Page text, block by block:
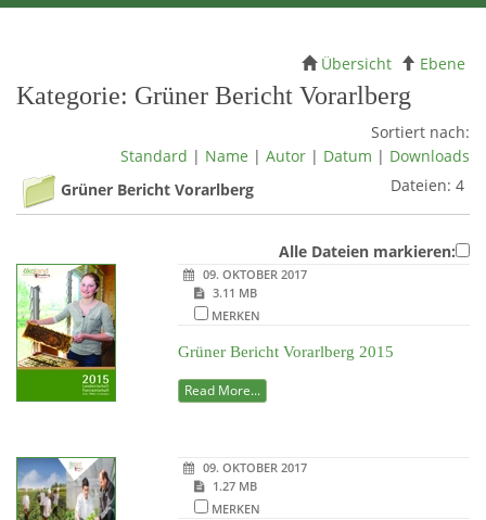
Übersicht Ebene
Kategorie: Grüner Bericht Vorarlberg
Sortiert nach:
Standard | Name | Autor | Datum | Downloads
Grüner Bericht Vorarlberg
Dateien: 4
Alle Dateien markieren:
09. OKTOBER 2017
3.11 MB
MERKEN
Grüner Bericht Vorarlberg 2015
Read More...
09. OKTOBER 2017
1.27 MB
MERKEN